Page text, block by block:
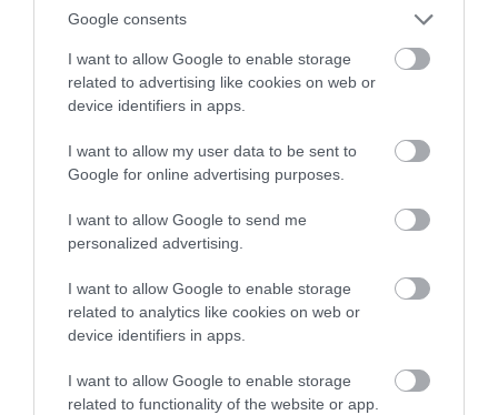
Google consents
I want to allow Google to enable storage
related to advertising like cookies on web or
device identifiers in apps.
I want to allow my user data to be sent to
Google for online advertising purposes.
I want to allow Google to send me
personalized advertising.
I want to allow Google to enable storage
related to analytics like cookies on web or
device identifiers in apps.
I want to allow Google to enable storage
related to functionality of the website or app.
Máris elkelt az összes új Lamborghini
Countach
Íme az első komolyabb megmozdulás az